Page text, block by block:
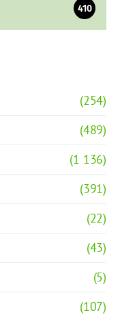
410
(254)
(489)
(1 136)
(391)
(22)
(43)
(5)
(107)